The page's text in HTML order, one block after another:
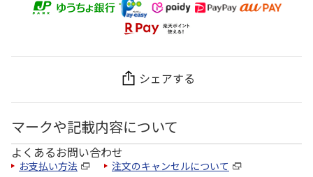
シェアする
マークや記載内容について
よくあるお問い合わせ
お支払い方法 注文のキャンセルについて